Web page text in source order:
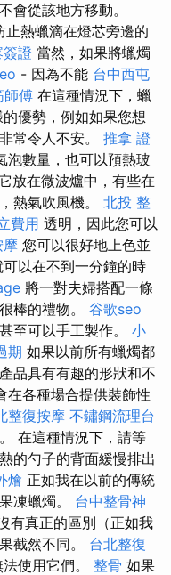
會從該地方移動。
止熱蠟滴在燈芯旁邊的
簽證 當然，如果將蠟燭
- 因為不能 台中西屯
師傅 在這種情況下，蠟
優勢，例如如果您想
常令人不安。 推拿 證
泡數量，也可以預熱玻
放在微波爐中，有些在
熱氣吹風機。 北投 整
費用 透明，因此您可以
摩 您可以很好地上色並
以在不到一分鐘的時
將一對夫婦搭配一條
棒的禮物。 谷歌seo
至可以手工製作。 小
期 如果以前所有蠟燭都
品具有有趣的形狀和不
在各種場合提供裝飾性
整復按摩 不鏽鋼流理台
在這種情況下，請等
的勺子的背面緩慢排出
燴 正如我在以前的傳統
凍蠟燭。 台中整骨神
有真正的區別（正如我
截然不同。 台北整復
使用它們。 整骨 如果